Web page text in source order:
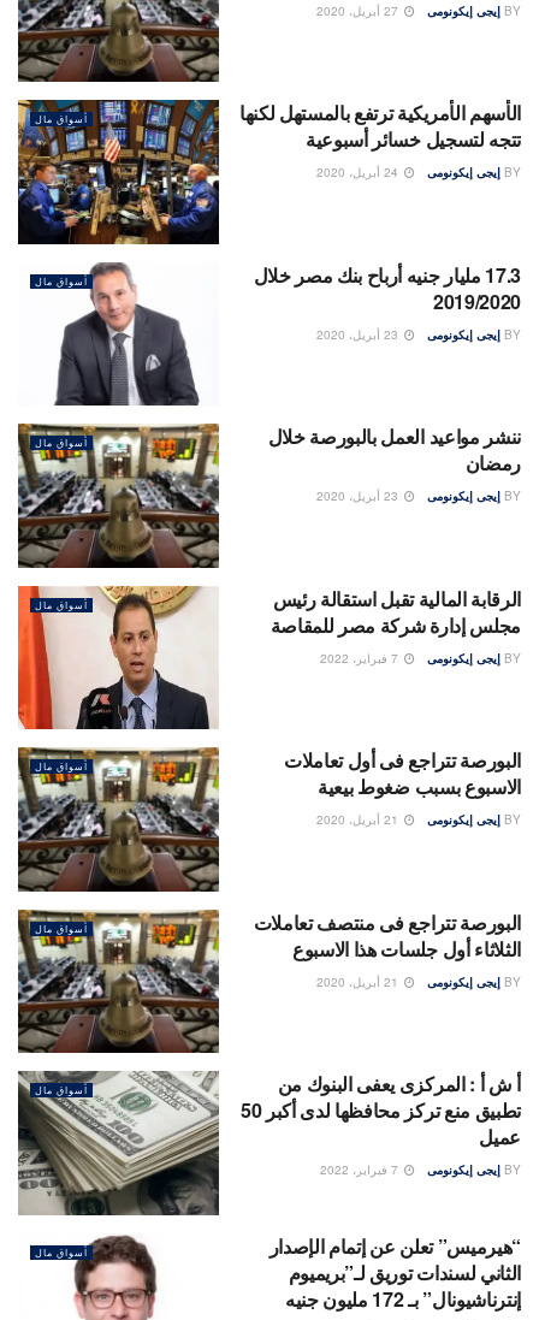
BY إيجى إيكونومى
أسواق مال
الأسهم الأمريكية ترتفع بالمستهل لكنها
تتجه لتسجيل خسائر أسبوعية
BY إيجى إيكونومى
أسواق مال
17.3 مليار جنيه أرباح بنك مصر خلال
2019/2020
BY إيجى إيكونومى
أسواق مال
ننشر مواعيد العمل بالبورصة خلال
رمضان
BY إيجى إيكونومى
أسواق مال
الرقابة المالية تقبل استقالة رئيس
مجلس إدارة شركة مصر للمقاصة
BY إيجى إيكونومى
أسواق مال
البورصة تتراجع فى أول تعاملات
الاسبوع بسبب ضغوط بيعية
BY إيجى إيكونومى
أسواق مال
البورصة تتراجع فى منتصف تعاملات
الثلاثاء أول جلسات هذا الاسبوع
BY إيجى إيكونومى
أسواق مال
أ ش أ : المركزى يعفى البنوك من
تطبيق منع تركز محافظها لدى أكبر 50
عميل
BY إيجى إيكونومى
أسواق مال
“هيرميس” تعلن عن إتمام الإصدار
الثاني لسندات توريق لـ”بريميوم
إنترناشيونال” بـ 172 مليون جنيه